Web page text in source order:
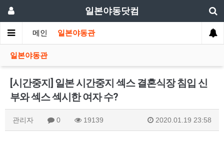
일본야동닷컴
메인 일본야동관
일본야동관
[시간중지] 일본 시간중지 섹스 결혼식장 침입 신
부와 섹스 섹시한 여자 수?
관리자 0 19139 2020.01.19 23:58